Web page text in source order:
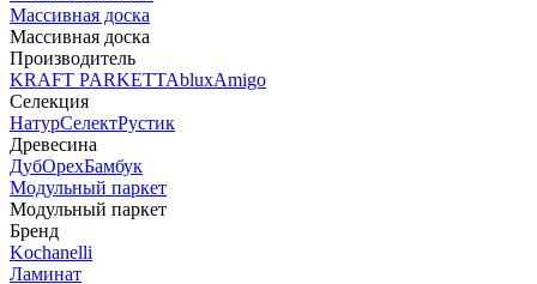
Массивная доска
Массивная доска
Производитель
KRAFT PARKETTAbluxAmigo
Селекция
НатурСелектРустик
Древесина
ДубОрехБамбук
Модульный паркет
Модульный паркет
Бренд
Kochanelli
Ламинат